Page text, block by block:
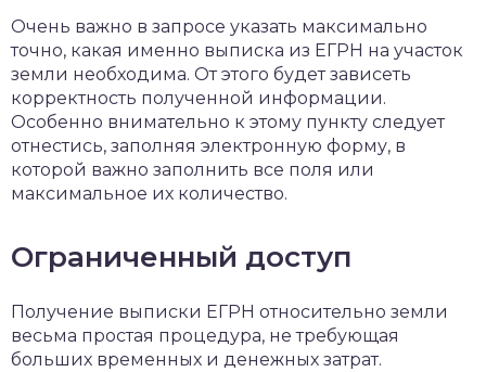
Очень важно в запросе указать максимально
точно, какая именно выписка из ЕГРН на участок
земли необходима. От этого будет зависеть
корректность полученной информации.
Особенно внимательно к этому пункту следует
отнестись, заполняя электронную форму, в
которой важно заполнить все поля или
максимальное их количество.
Ограниченный доступ
Получение выписки ЕГРН относительно земли
весьма простая процедура, не требующая
больших временных и денежных затрат.